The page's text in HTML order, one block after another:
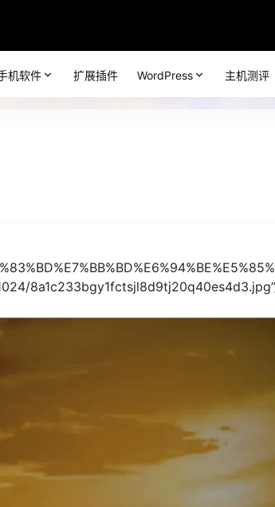
机软件 扩展插件 WordPress 主机测评